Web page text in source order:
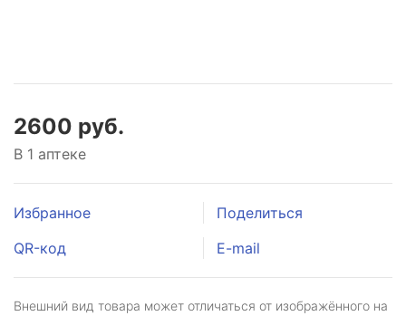
2600 руб.
В 1 аптеке
Избранное
Поделиться
QR-код
E-mail
Внешний вид товара может отличаться от изображённого на